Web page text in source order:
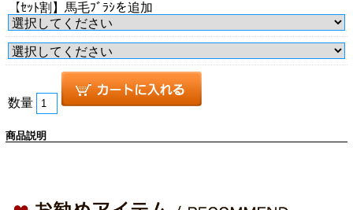
【ｾｯﾄ割】馬毛ﾌﾞﾗｼを追加
数量
商品説明